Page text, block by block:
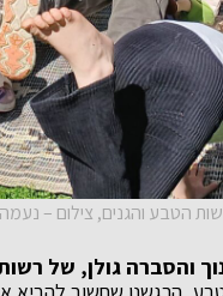
רשות הטבע והגנים, צילום –
והסברה גולן, של